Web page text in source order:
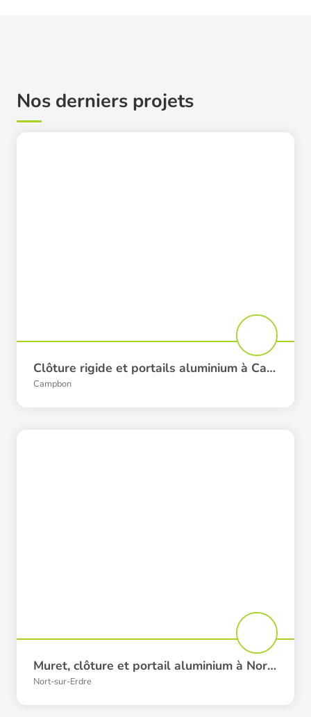
Nos derniers projets
Clôture rigide et portails aluminium à Campbon
Campbon
Muret, clôture et portail aluminium à Nort-sur-Erdre
Nort-sur-Erdre